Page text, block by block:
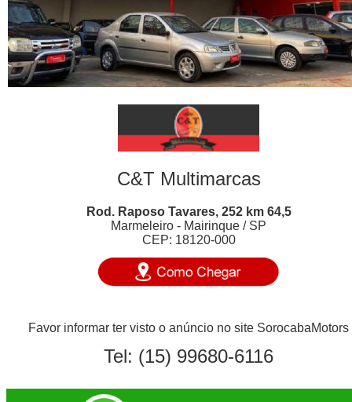
C&T Multimarcas
Rod. Raposo Tavares, 252 km 64,5
Marmeleiro - Mairinque / SP
CEP: 18120-000
Favor informar ter visto o anúncio no site SorocabaMotors
Tel: (15) 99680-6116